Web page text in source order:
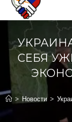
СЕБЯ
> Новости >